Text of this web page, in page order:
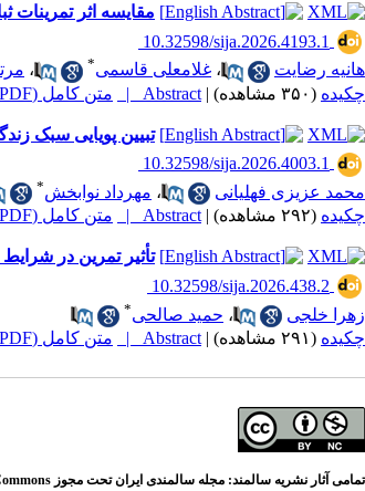
مقایسه اثر
‎ 10.32598/sija.2026.4193.1
هانیه رضایت
، غلامعلی قاسمی* ،
چکیده (۳۵۰ مشاهده) |
Abstract | متن کامل (PDF)
تبیین پویایی سبک
‎ 10.32598/sija.2026.4003.1
محمد عزیزی فهلیانی
، مهرداد نوابخش*
چکیده (۲۹۲ مشاهده) |
Abstract | متن کامل (PDF)
تأثیر تمرین در
‎ 10.32598/sija.2026.438.2
زهرا خلجی
، حمید صالحی*
چکیده (۲۹۱ مشاهده) |
Abstract | متن کامل (PDF)
تمامی آثار نشریه سالمند: مجله سالمندی ایران تحت مجوز Creative Commons